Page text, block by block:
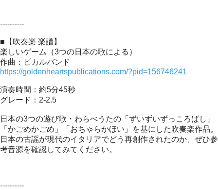
----------
■【吹奏楽 楽譜】
楽しいゲーム（3つの日本の歌による）
作曲：ピカルバンド
https://goldenheartspublications.com/?pid=156746241
演奏時間：約5分45秒
グレード：2-2.5
日本の3つの遊び歌・わらべうたの「ずいずいずっころばし」
「かごめかごめ」「おちゃらかほい」を基にした吹奏楽作品。
日本の古謡が現代のイタリアでどう再創作されたのか、ぜひ参
考音源を確認してみてください。
----------